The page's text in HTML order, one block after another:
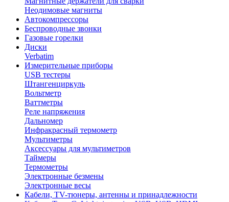
Неодимовые магниты
Автокомпрессоры
Беспроводные звонки
Газовые горелки
Диски
Verbatim
Измерительные приборы
USB тестеры
Штангенциркуль
Вольтметр
Ваттметры
Реле напряжения
Дальномер
Инфракрасный термометр
Мультиметры
Аксессуары для мультиметров
Таймеры
Термометры
Электронные безмены
Электронные весы
Кабели, TV-тюнеры, антенны и принадлежности